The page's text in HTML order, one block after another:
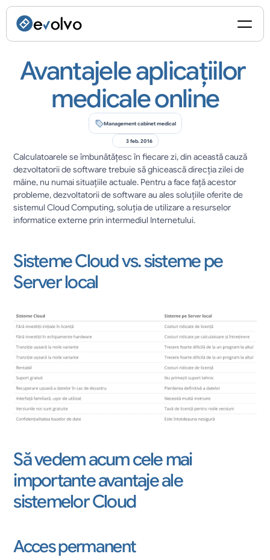
Avantajele aplicațiilor
medicale online
Management cabinet medical
3 feb. 2016
Calculatoarele se îmbunătățesc în fiecare zi, din această cauză
dezvoltatorii de software trebuie să ghicească direcția zilei de
mâine, nu numai situațiile actuale. Pentru a face față acestor
probleme, dezvoltatorii de software au ales soluțiile oferite de
sistemul Cloud Computing, soluția de utilizare a resurselor
informatice externe prin intermediul Internetului.
Sisteme Cloud vs. sisteme pe
Server local
Să vedem acum cele mai
importante avantaje ale
sistemelor Cloud
Acces permanent